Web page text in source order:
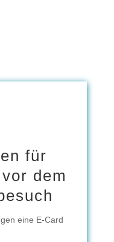
für
dem
eine E-Card